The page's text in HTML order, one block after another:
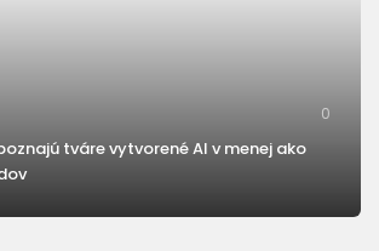
0
tváre vytvorené AI v menej ako